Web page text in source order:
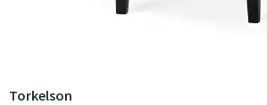
Torkelson